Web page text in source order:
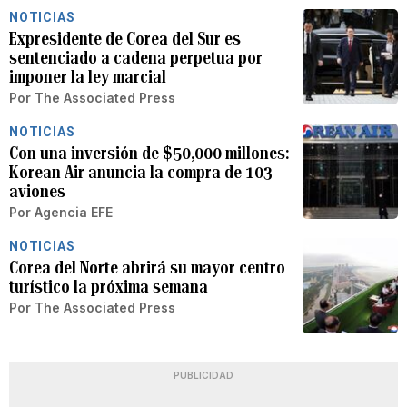
NOTICIAS
Expresidente de Corea del Sur es
sentenciado a cadena perpetua por
imponer la ley marcial
Por The Associated Press
NOTICIAS
Con una inversión de $50,000 millones:
Korean Air anuncia la compra de 103
aviones
Por Agencia EFE
NOTICIAS
Corea del Norte abrirá su mayor centro
turístico la próxima semana
Por The Associated Press
PUBLICIDAD